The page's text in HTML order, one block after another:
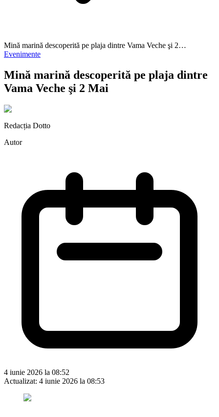
Mină marină descoperită pe plaja dintre Vama Veche şi 2…
Evenimente
Mină marină descoperită pe plaja dintre
Vama Veche şi 2 Mai
Redacția Dotto
Autor
4 iunie 2026 la 08:52
Actualizat: 4 iunie 2026 la 08:53